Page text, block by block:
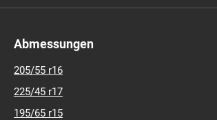
Abmessungen
205/55 r16
225/45 r17
195/65 r15